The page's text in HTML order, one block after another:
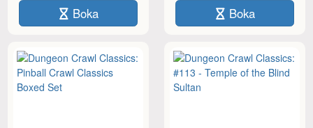
Boka Boka